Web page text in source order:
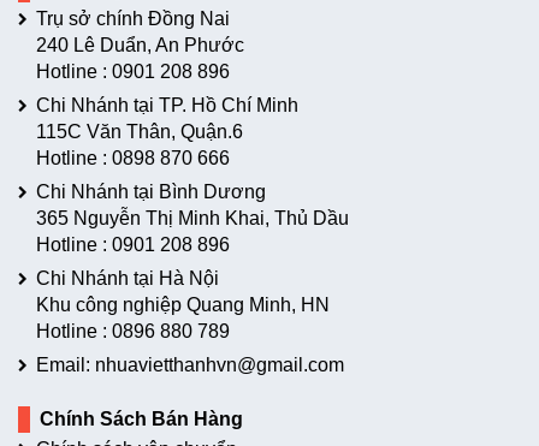
Trụ sở chính Đồng Nai
240 Lê Duẩn, An Phước
Hotline : 0901 208 896
Chi Nhánh tại TP. Hồ Chí Minh
115C Văn Thân, Quận.6
Hotline : 0898 870 666
Chi Nhánh tại Bình Dương
365 Nguyễn Thị Minh Khai, Thủ Dầu
Hotline : 0901 208 896
Chi Nhánh tại Hà Nội
Khu công nghiệp Quang Minh, HN
Hotline : 0896 880 789
Email: nhuavietthanhvn@gmail.com
Chính Sách Bán Hàng